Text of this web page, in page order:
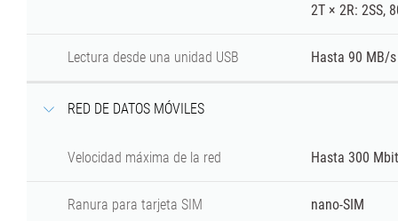
2T × 2R: 2SS,
Lectura desde una unidad USB Hasta 90 MB/
RED DE DATOS MÓVILES
Velocidad máxima de la red Hasta 300
Ranura para tarjeta SIM nano-SIM